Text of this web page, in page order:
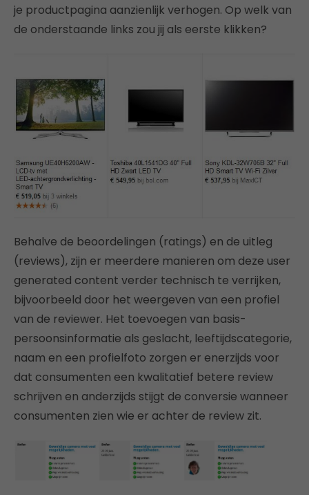
je productpagina aanzienlijk verhogen. Op welk van
de onderstaande links zou jij als eerste klikken?
Behalve de beoordelingen (ratings) en de uitleg
(reviews), zijn er meerdere manieren om deze user
generated content verder technisch te verrijken,
bijvoorbeeld door het weergeven van een profiel
van de reviewer. Het toevoegen van basis-
persoonsinformatie als geslacht, leeftijdscategorie,
naam en een profielfoto zorgen er enerzijds voor
dat consumenten een kwalitatief betere review
schrijven en anderzijds stijgt de conversie wanneer
consumenten zien wie er achter de review zit.